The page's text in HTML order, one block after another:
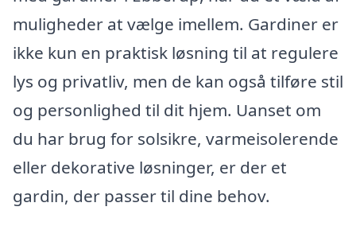
muligheder at vælge imellem. Gardiner er
ikke kun en praktisk løsning til at regulere
lys og privatliv, men de kan også tilføre stil
og personlighed til dit hjem. Uanset om
du har brug for solsikre, varmeisolerende
eller dekorative løsninger, er der et
gardin, der passer til dine behov.